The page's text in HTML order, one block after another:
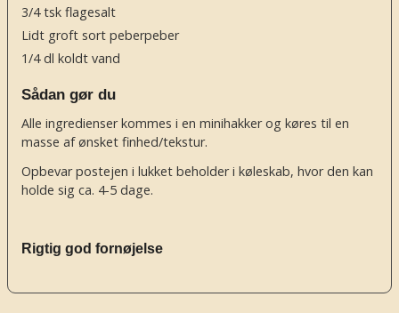
3/4 tsk flagesalt
Lidt groft sort peberpeber
1/4 dl koldt vand
Sådan gør du
Alle ingredienser kommes i en minihakker og køres til en
masse af ønsket finhed/tekstur.
Opbevar postejen i lukket beholder i køleskab, hvor den kan
holde sig ca. 4-5 dage.
Rigtig god fornøjelse